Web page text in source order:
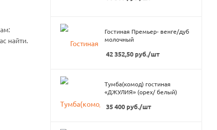
найти.
Гостиная Премьер- венге/дуб
молочный
42 352,50 руб./шт
Тумба(комод) гостиная
«ДЖУЛИЯ» (орех/ белый)
35 400 руб./шт